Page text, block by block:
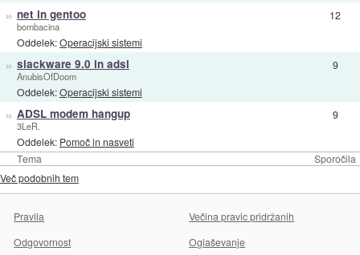
Tema Sporočila
» net in gentoo
bombacina
Oddelek:Operacijski sistemi
12
» slackware 9.0 in adsl
AnubisOfDoom
Oddelek:Operacijski sistemi
9
» ADSL modem hangup
3LeR.
Oddelek: Pomoč in nasveti
9
Več podobnih tem
Pravila
Večina pravic pridržanih
Odgovornost
Oglaševanje